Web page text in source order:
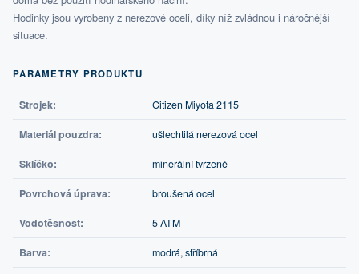
Hodinky jsou vyrobeny z nerezové oceli, díky níž zvládnou i náročnější
situace.
PARAMETRY PRODUKTU
Strojek: Citizen Miyota 2115
Materiál pouzdra: ušlechtilá nerezová ocel
Sklíčko: minerální tvrzené
Povrchová úprava: broušená ocel
Vodotěsnost: 5 ATM
Barva: modrá, stříbrná